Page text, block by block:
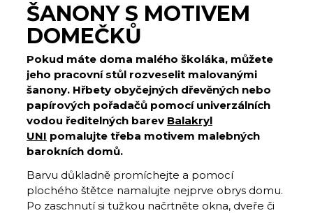
ŠANONY S MOTIVEM
DOMEČKŮ
Pokud máte doma malého školáka, můžete
jeho pracovní stůl rozveselit malovanými
šanony. Hřbety obyčejných dřevěných nebo
papírových pořadačů pomocí univerzálních
vodou ředitelných barev Balakryl
UNI pomalujte třeba motivem malebných
barokních domů.
Barvu důkladně promíchejte a pomocí
plochého štětce namalujte nejprve obrys domu.
Po zaschnutí si tužkou načrtněte okna, dveře či